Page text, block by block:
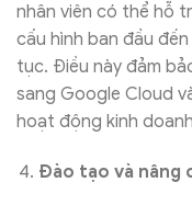
nhân viên có thể hỗ
cấu hình ban đầu
tục. Điều này đảm
sang Google Cloud
hoạt động kinh
Đào tạo và nâng